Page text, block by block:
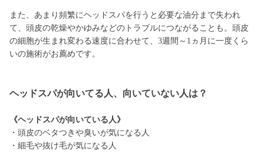
また、あまり頻繁にヘッドスパを行うと必要な油分まで失われ
て、頭皮の乾燥やかゆみなどのトラブルにつながることも。頭皮
の細胞が生まれ変わる速度に合わせて、3週間～1ヵ月に一度くら
いの施術がお薦めです。
ヘッドスパが向いてる人、向いていない人は？
《ヘッドスパが向いている人》
・頭皮のベタつきや臭いが気になる人
・細毛や抜け毛が気になる人